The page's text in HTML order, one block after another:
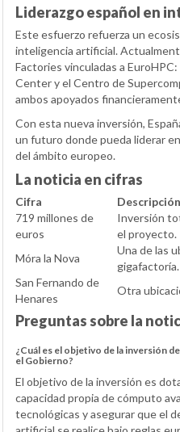
Liderazgo español en
Este esfuerzo refuerza un
inteligencia artificial.
Factories vinculadas a
Center y el Centro de
ambos apoyados
Con esta nueva inversión,
un futuro donde pueda liderar
del ámbito europeo.
La noticia en cifras
Cifra
Descripción
719 millones de
euros
Inversión
el proyecto.
Móra la Nova
Una de las
gigafactoría.
San Fernando de
Henares
Otra
Preguntas sobre la
¿Cuál es el objetivo de la inversión
el Gobierno?
El objetivo de la inversión es
capacidad propia de cómputo
tecnológicas y asegurar que el